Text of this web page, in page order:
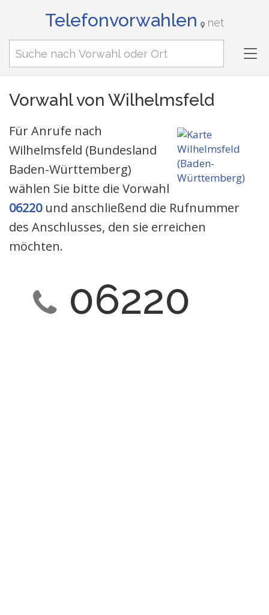
Telefonvorwahlen net
Vorwahl von Wilhelmsfeld
Für Anrufe nach
Wilhelmsfeld (Bundesland
Baden-Württemberg)
wählen Sie bitte die Vorwahl
06220und anschließend die Rufnummer
des Anschlusses, den sie erreichen
möchten.
06220